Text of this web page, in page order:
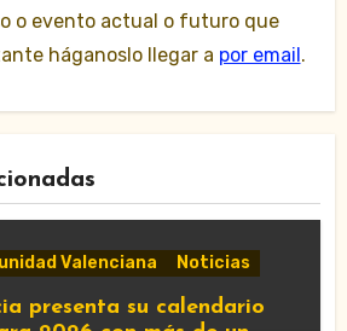
o evento actual o futuro que
háganoslo llegar a por email.
Valenciana Noticias
presenta su calendario